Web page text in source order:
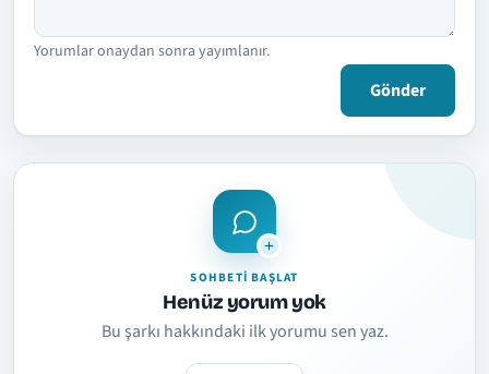
Yorumlar onaydan sonra yayımlanır.
Gönder
SOHBETI BAŞLAT
Henüz yorum yok
Bu şarkı hakkındaki ilk yorumu sen yaz.